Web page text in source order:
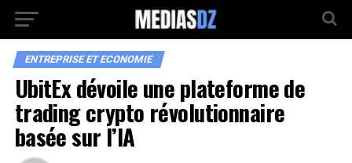
ENTREPRISE ET ECONOMIE
UbitEx dévoile une plateforme de
trading crypto révolutionnaire
basée sur l’IA